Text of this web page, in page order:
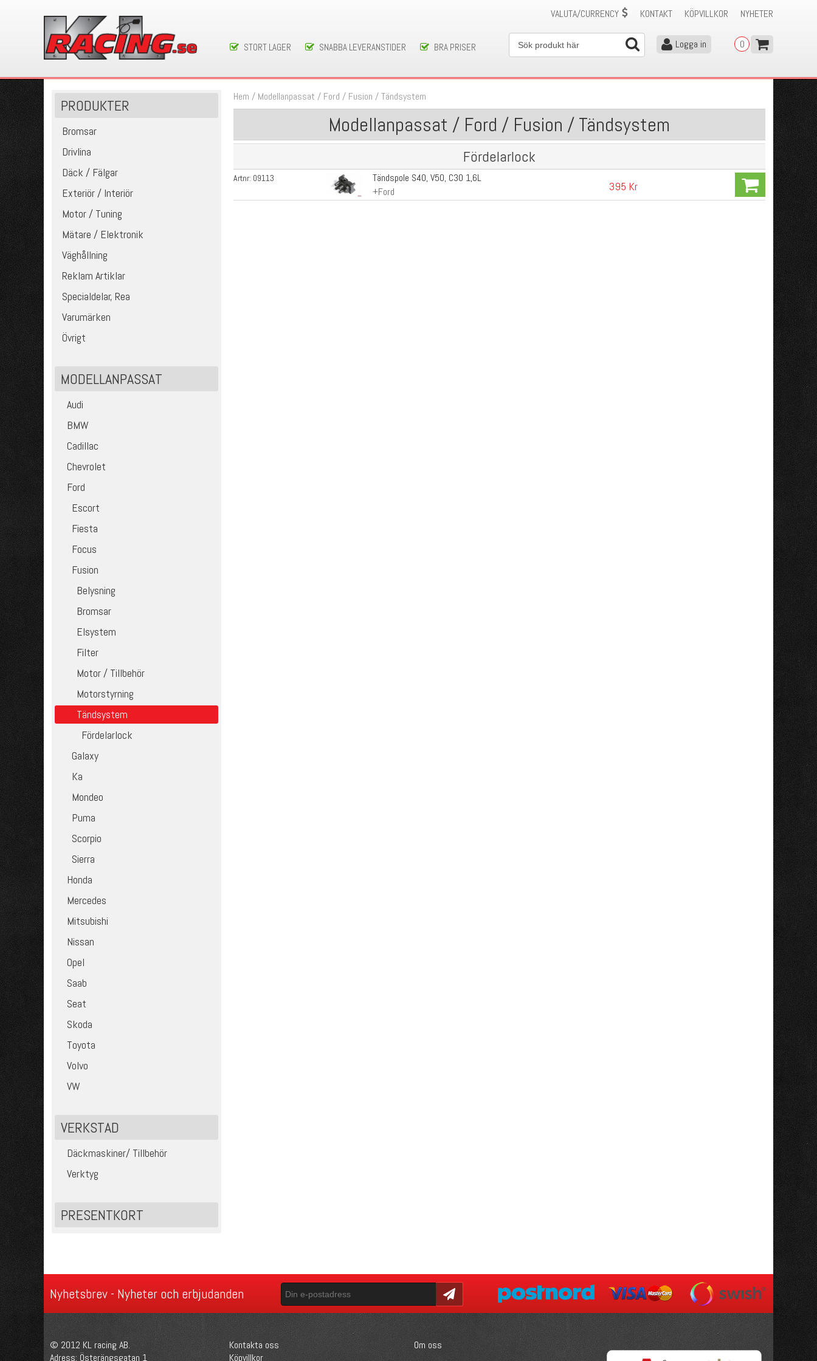
NYHETER
KÖPVILLKOR
KONTAKT
VALUTA/CURRENCY
STORT LAGER SNABBA LEVERANSTIDER BRA PRISER 0
Logga in
PRODUKTER
Bromsar
Drivlina
Däck / Fälgar
Exteriör / Interiör
Motor / Tuning
Mätare / Elektronik
Väghållning
Reklam Artiklar
Specialdelar, Rea
Varumärken
Övrigt
MODELLANPASSAT
Audi
BMW
Cadillac
Chevrolet
Ford
Escort
Fiesta
Focus
Fusion
Belysning
Bromsar
Elsystem
Filter
Motor / Tillbehör
Motorstyrning
Tändsystem
Fördelarlock
Galaxy
Ka
Mondeo
Puma
Scorpio
Sierra
Honda
Mercedes
Mitsubishi
Nissan
Opel
Saab
Seat
Skoda
Toyota
Volvo
VW
VERKSTAD
Däckmaskiner/ Tillbehör
Verktyg
PRESENTKORT
Hem / Modellanpassat / Ford / Fusion /Tändsystem
Modellanpassat / Ford / Fusion / Tändsystem
Fördelarlock
Artnr: 09113
Tändspole S40, V50, C30 1,6L
+Ford
395 Kr
Nyhetsbrev - Nyheter och erbjudanden Skicka
© 2012 KL racing AB.
Adress: Österängsgatan 1
Kontakta oss
Köpvillkor
Om oss